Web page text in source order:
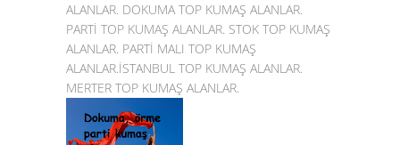
ALANLAR. DOKUMA TOP KUMAŞ ALANLAR.
PARTİ TOP KUMAŞ ALANLAR. STOK TOP KUMAŞ
ALANLAR. PARTİ MALI TOP KUMAŞ
ALANLAR.İSTANBUL TOP KUMAŞ ALANLAR.
MERTER TOP KUMAŞ ALANLAR.